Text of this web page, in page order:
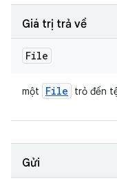
Giá trị trả về
File
một File trỏ đến
Gửi